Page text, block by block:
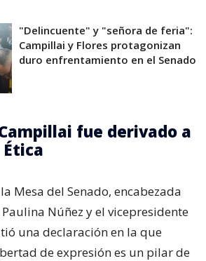
"Delincuente" y "señora de feria":
Campillai y Flores protagonizan
duro enfrentamiento en el Senado
fue derivado a
Ética
Mesa del Senado, encabezada
Núñez y el vicepresidente
una declaración en la que
de expresión es un pilar de